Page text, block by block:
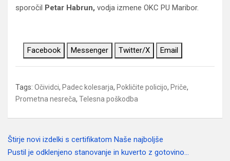
sporočil Petar Habrun, vodja izmene OKC PU Maribor.
Facebook Messenger Twitter/X Email
Tags: Očividci, Padec kolesarja, Pokličite policijo, Priče,
Prometna nesreča, Telesna poškodba
Navigacija
Štirje novi izdelki s certifikatom Naše najboljše
Pustil je odklenjeno stanovanje in kuverto z gotovino…